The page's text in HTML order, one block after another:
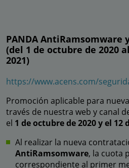
PANDA AntiRamsomware
(del 1 de octubre de 2020
2021)
https://www.acens.com/
Promoción aplicable para
través de nuestra web y canal
el 1 de octubre de 2020 y el 12
Al realizar la nueva
AntiRamsomware, la cuota
correspondiente al primer